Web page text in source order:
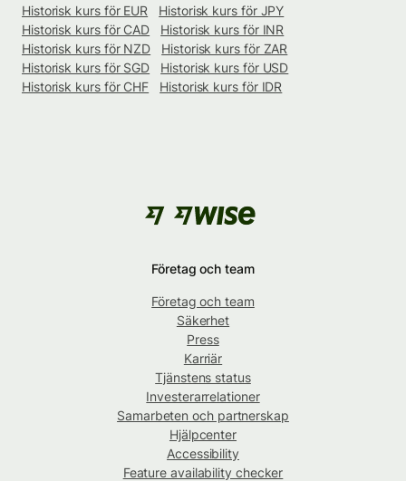
Historisk kurs för EUR
Historisk kurs för JPY
Historisk kurs för CAD
Historisk kurs för INR
Historisk kurs för NZD
Historisk kurs för ZAR
Historisk kurs för SGD
Historisk kurs för USD
Historisk kurs för CHF
Historisk kurs för IDR
Företag och team
Företag och team
Säkerhet
Press
Karriär
Tjänstens status
Investerarrelationer
Samarbeten och partnerskap
Hjälpcenter
Accessibility
Feature availability checker